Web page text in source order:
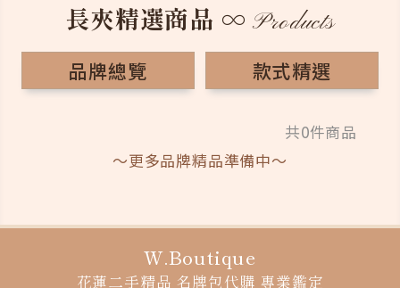
長夾精選商品 ∞Products
品牌總覽 款式精選
共0件商品
～更多品牌精品準備中～
W.Boutique
花蓮二手精品 名牌包代購 專業鑑定